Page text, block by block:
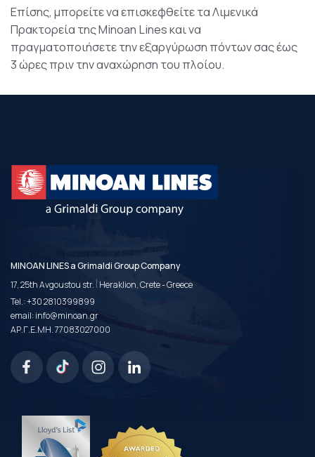
Επίσης, μπορείτε να επισκεφθείτε τα Λιμενικά
Πρακτορεία της Minoan Lines και να
πραγματοποιήσετε την εξαργύρωση πόντων σας έως
3 ώρες πριν την αναχώρηση του πλοίου.
MINOAN LINES a Grimaldi Group Company
17, 25th Avgoustou str. | Heraklion, Crete - Greece
Tel.:+30 2810399899
email:info@minoan.gr
ΑΡ.Γ.Ε.ΜΗ. 77083027000